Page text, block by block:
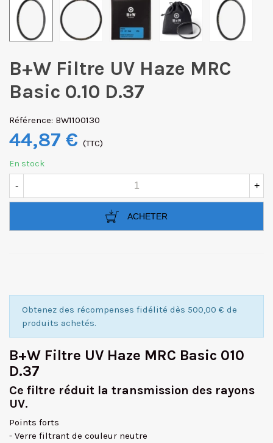
B+W Filtre UV Haze MRC
Basic 0.10 D.37
Référence: BW1100130
44,87 € (TTC)
En stock
- +
ACHETER
Obtenez des récompenses fidélité dès 500,00 € de
produits achetés.
B+W Filtre UV Haze MRC Basic 010
D.37
Ce filtre réduit la transmission des rayons
UV.
Points forts
- Verre filtrant de couleur neutre